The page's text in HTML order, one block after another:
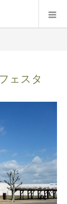
ェスタ